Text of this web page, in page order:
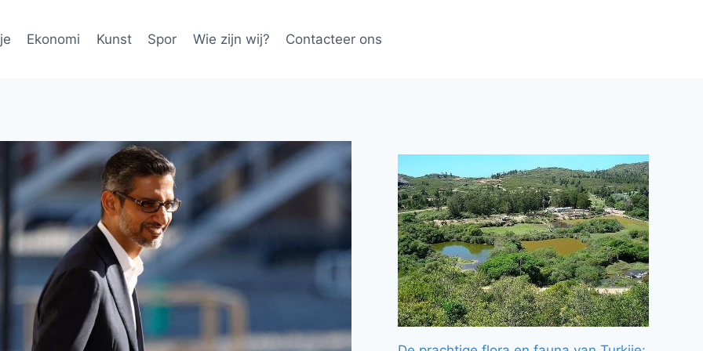
Ekonomi Kunst Spor Wie zijn wij? Contacteer ons